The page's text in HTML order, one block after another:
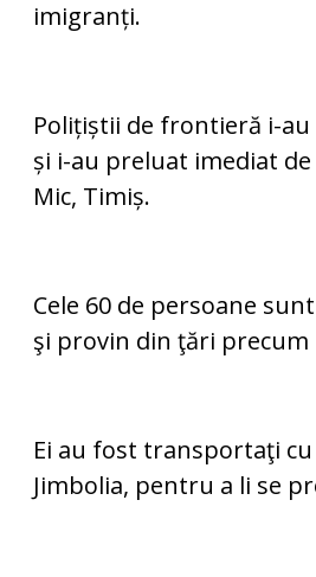
imigranți.
Polițiștii de frontieră i-
și i-au preluat imediat
Mic, Timiș.
Cele 60 de persoane
şi provin din ţări precum
Ei au fost transportaţi
Jimbolia, pentru a li se